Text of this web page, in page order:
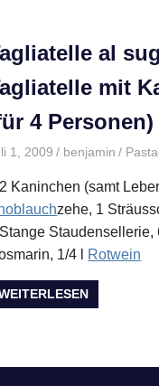
al
mit
4 Personen)
1, 2009 benjamin
Kaninchen (samt
zehe, 1
1/4 l Rotwein